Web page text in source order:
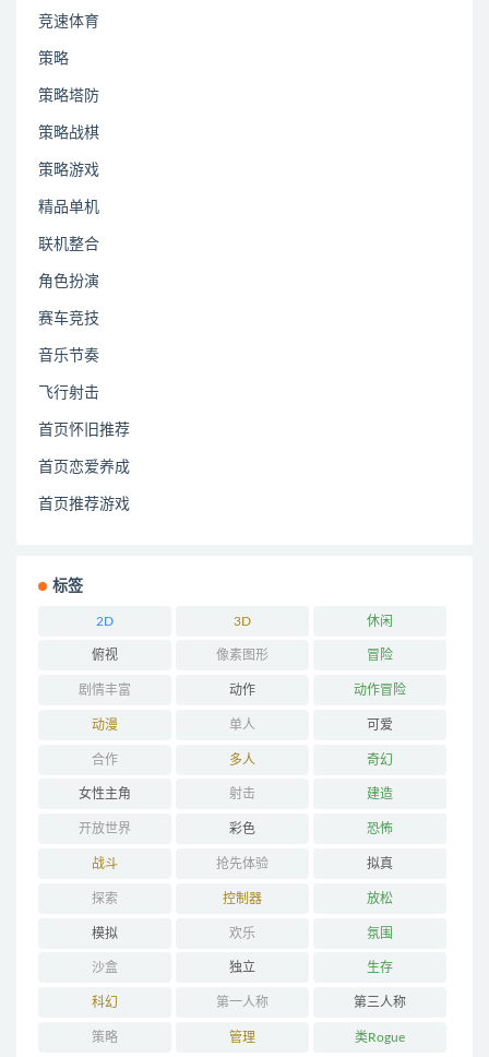
竞速体育
策略
策略塔防
策略战棋
策略游戏
精品单机
联机整合
角色扮演
赛车竞技
音乐节奏
飞行射击
首页怀旧推荐
首页恋爱养成
首页推荐游戏
标签
2D 3D 休闲
俯视 像素图形 冒险
剧情丰富 动作 动作冒险
动漫 单人 可爱
合作 多人 奇幻
女性主角 射击 建造
开放世界 彩色 恐怖
战斗 抢先体验 拟真
探索 控制器 放松
模拟 欢乐 氛围
沙盒 独立 生存
科幻 第一人称 第三人称
策略 管理 类Rogue